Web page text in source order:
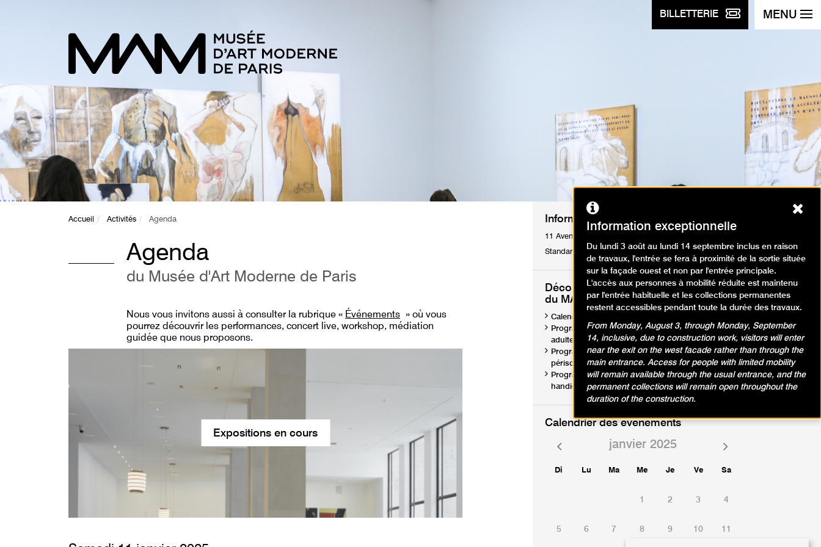
BILLETTERIE MENU
Accueil Activités Agenda
Agenda
du Musée d'Art Moderne de Paris
Nous vous invitons aussi à consulter la rubrique « Événements » où vous
pourrez découvrir les performances, concert live, workshop, médiation
guidée que nous proposons.
Expositions en cours
Informations pratiques
11 Avenue du Président Wilson 75116 Paris
Standard : Tél. +33 1 53 67 40 00
Découvrez les programmes d'activités
du MAM Paris !
Calendrier d'activités - avril-août26 (PDF, 1.88 Mo)
Programme activités en famille, enfants, ados,
adultes - avril-août26 (PDF, 12.57 Mo)
Programme activités groupes scolaires,
périscolaires - avril-août26 (PDF, 8.95 Mo)
Programme activités groupes champ social et
handicaps - avril-août26 (PDF, 9.44 Mo)
Calendrier des événements
janvier 2025
Di Lu Ma Me Je Ve Sa
1 2 3 4
5 6 7 8 9 10 11
Mois
Mois
Information exceptionnelle
Du lundi 3 août au lundi 14 septembre inclus en raison
de travaux, l'entrée se fera à proximité de la sortie située
sur la façade ouest et non par l'entrée principale.
L'accès aux personnes à mobilité réduite est maintenu
par l'entrée habituelle et les collections permanentes
restent accessibles pendant toute la durée des travaux.
From Monday, August 3, through Monday, September
14, inclusive, due to construction work, visitors will enter
near the exit on the west facade rather than through the
main entrance. Access for people with limited mobility
will remain available through the usual entrance, and the
permanent collections will remain open throughout the
duration of the construction.